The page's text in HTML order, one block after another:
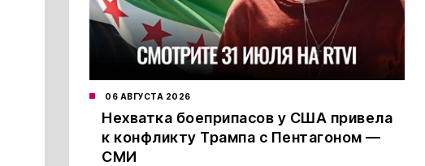
06 АВГУСТА 2026
Нехватка боеприпасов у США привела
к конфликту Трампа с Пентагоном —
СМИ